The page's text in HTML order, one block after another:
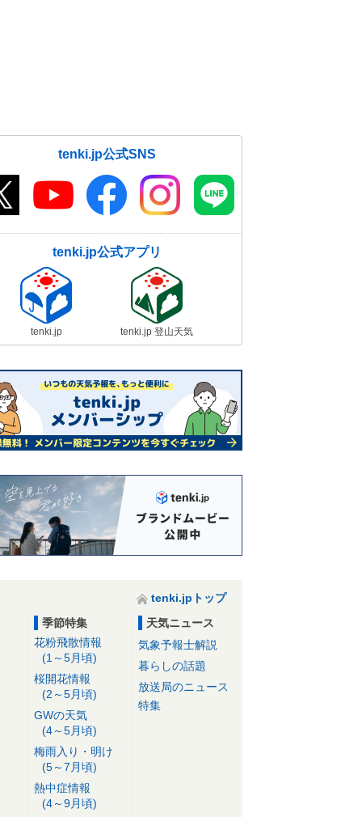
tenki.jp公式SNS
tenki.jp公式アプリ
tenki.jp tenki.jp 登山天気
tenki.jpトップ
季節特集
花粉飛散情報
(1～5月頃)
桜開花情報
(2～5月頃)
GWの天気
(4～5月頃)
梅雨入り・明け
(5～7月頃)
熱中症情報
(4～9月頃)
天気ニュース
気象予報士解説
暮らしの話題
放送局のニュース
特集